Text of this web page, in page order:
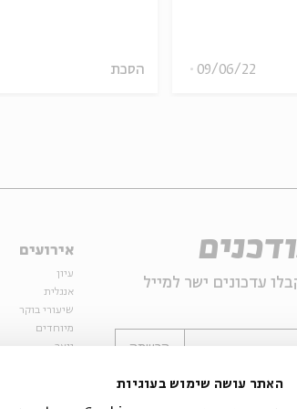
האתר עושה שימוש בעוגיות
הסכת 09/06/22
עדכונים ישר למייל
הרשמה
אירועים
עיון
אנגלית
שיעורי בוקר
מיוחדים
נוער